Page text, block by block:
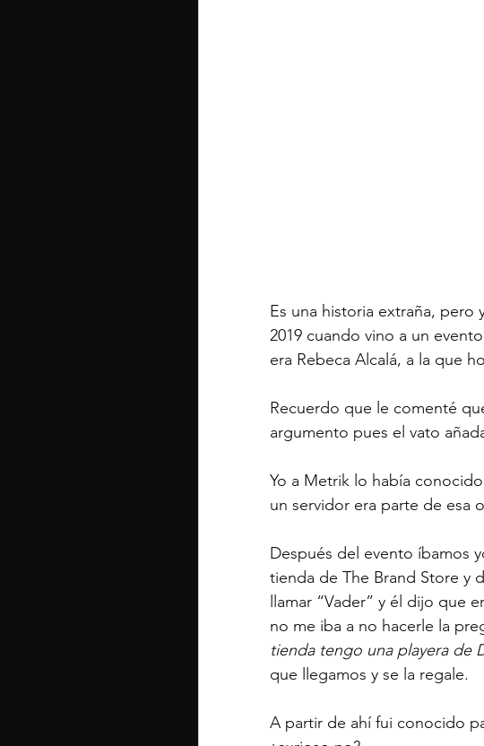
Es una historia extraña,
2019 cuando vino a un
era Rebeca Alcalá, a la que
Recuerdo que le comenté
argumento pues el vato
Yo a Metrik lo había
un servidor era parte de esa
Después del evento íbamos
tienda de The Brand Store y
llamar “Vader” y él dijo que
no me iba a no hacerle la
tienda tengo una playera de
que llegamos y se la regale.
A partir de ahí fui conocido